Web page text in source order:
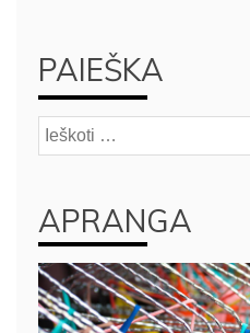
PAIEŠKA
Ieškoti:
APRANGA